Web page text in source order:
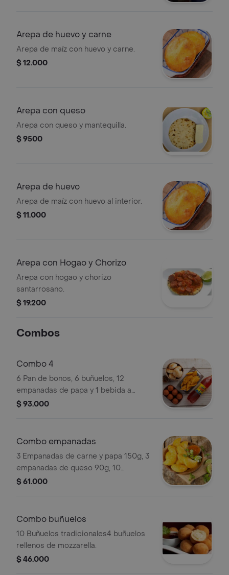
Arepa de huevo y carne
Arepa de maíz con huevo y carne.
$ 12.000
Arepa con queso
Arepa con queso y mantequilla.
$ 9500
Arepa de huevo
Arepa de maíz con huevo al interior.
$ 11.000
Arepa con Hogao y Chorizo
Arepa con hogao y chorizo
santarrosano.
$ 19.200
Combos
Combo 4
6 Pan de bonos, 6 buñuelos, 12
empanadas de papa y 1 bebida a
elegir 1.5 lt.
$ 93.000
Combo empanadas
3 Empanadas de carne y papa 150g, 3
empanadas de queso 90g, 10
empanadas de papa 50g.
$ 61.000
Combo buñuelos
10 Buñuelos tradicionales4 buñuelos
rellenos de mozzarella.
$ 46.000